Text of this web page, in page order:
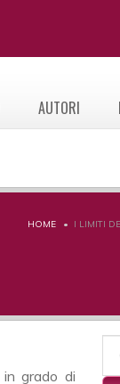
AUTORI
HOME I LIMITI